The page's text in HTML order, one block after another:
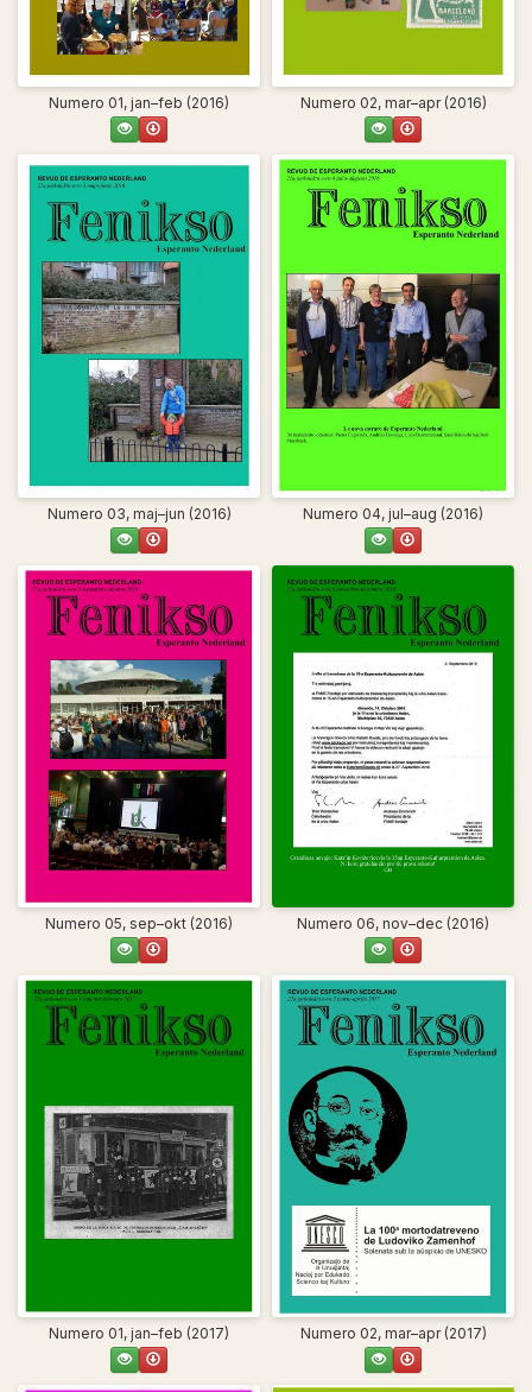
Numero 01, jan–feb (2016) Numero 02, mar–apr (2016)
Numero 03, maj–jun (2016) Numero 04, jul–aug (2016)
Numero 05, sep–okt (2016) Numero 06, nov–dec (2016)
Numero 01, jan–feb (2017) Numero 02, mar–apr (2017)